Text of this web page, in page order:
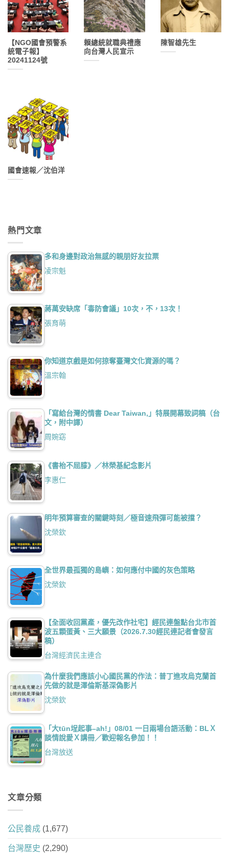
【NGO國會預警系
統電子報】
20241124號
賴總統就職典禮應
向台灣人民宣示
陳智雄先生
國會速報／沈伯洋
熱門文章
多和身邊對政治無感的親朋好友拉票
凌宗魁
蔣萬安缺席「毒防會議」10次，不，13次！
張育萌
你知道京戲是如何掠奪臺灣文化資源的嗎？
溫宗翰
「寫給台灣的情書 Dear Taiwan,」特展開幕致詞稿（台
文，附中譯）
周婉窈
《書枱不屈膝》／林榮基紀念影片
李惠仁
明年預算審查的關鍵時刻／極音速飛彈可能被擋？
沈榮欽
全世界最孤獨的島嶼：如何應付中國的灰色策略
沈榮欽
【全面收回黨產，優先改作社宅】經民連盤點台北市首
波五顆蛋黃、三大願景（2026.7.30經民連記者會發言
稿）
台灣經濟民主連合
為什麼我們應該小心國民黨的作法：普丁進攻烏克蘭首
先做的就是澤倫斯基深偽影片
沈榮欽
「大tūn埕起事–ah!」08/01 一日兩場台語活動：BLＸ
談情說愛Ｘ講冊／歡迎報名參加！！
台灣放送
文章分類
公民養成 (1,677)
台灣歷史 (2,290)